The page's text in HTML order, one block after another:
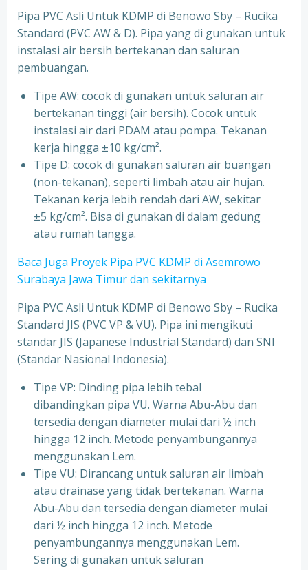
Pipa PVC Asli Untuk KDMP di Benowo Sby – Rucika
Standard (PVC AW & D). Pipa yang di gunakan untuk
instalasi air bersih bertekanan dan saluran
pembuangan.
Tipe AW: cocok di gunakan untuk saluran air
bertekanan tinggi (air bersih). Cocok untuk
instalasi air dari PDAM atau pompa. Tekanan
kerja hingga ±10 kg/cm².
Tipe D: cocok di gunakan saluran air buangan
(non-tekanan), seperti limbah atau air hujan.
Tekanan kerja lebih rendah dari AW, sekitar
±5 kg/cm². Bisa di gunakan di dalam gedung
atau rumah tangga.
Baca Juga Proyek Pipa PVC KDMP di Asemrowo
Surabaya Jawa Timur dan sekitarnya
Pipa PVC Asli Untuk KDMP di Benowo Sby – Rucika
Standard JIS (PVC VP & VU). Pipa ini mengikuti
standar JIS (Japanese Industrial Standard) dan SNI
(Standar Nasional Indonesia).
Tipe VP: Dinding pipa lebih tebal
dibandingkan pipa VU. Warna Abu-Abu dan
tersedia dengan diameter mulai dari ½ inch
hingga 12 inch. Metode penyambungannya
menggunakan Lem.
Tipe VU: Dirancang untuk saluran air limbah
atau drainase yang tidak bertekanan. Warna
Abu-Abu dan tersedia dengan diameter mulai
dari ½ inch hingga 12 inch. Metode
penyambungannya menggunakan Lem.
Sering di gunakan untuk saluran